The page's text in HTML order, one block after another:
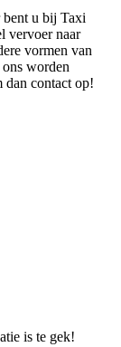
bent u bij Taxi
vervoer naar
vormen van
worden
dan contact op!
is te gek!